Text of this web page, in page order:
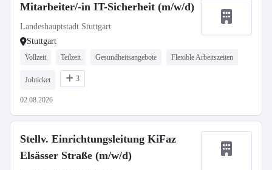
Mitarbeiter/-in IT-Sicherheit (m/w/d)
Landeshauptstadt Stuttgart
Stuttgart
Vollzeit Teilzeit Gesundheitsangebote Flexible Arbeitszeiten
Jobticket 3
02.08.2026
Stellv. Einrichtungsleitung KiFaz
Elsässer Straße (m/w/d)